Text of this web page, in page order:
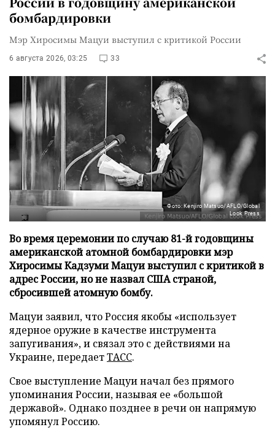
бомбардировки
Мэр Хиросимы Мацуи выступил с критикой России
6 августа 2026, 03:25 33
Фото: Kenjiro Matsuo/AFLO/Global
Look Press
Во время церемонии по случаю 81-й годовщины
американской атомной бомбардировки мэр
Хиросимы Кадзуми Мацуи выступил с критикой в
адрес России, но не назвал США страной,
сбросившей атомную бомбу.
Мацуи заявил, что Россия якобы «использует
ядерное оружие в качестве инструмента
запугивания», и связал это с действиями на
Украине, передаетТАСС.
Свое выступление Мацуи начал без прямого
упоминания России, называя ее «большой
державой». Однако позднее в речи он напрямую
упомянул Россию.